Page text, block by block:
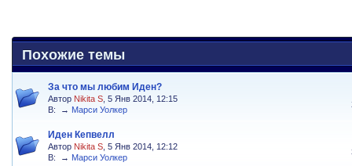
Похожие темы
За что мы любим Иден?
Автор Nikita S , 5 Янв 2014, 12:15
В:
→ Марси Уолкер
Иден Кепвелл
Автор Nikita S , 5 Янв 2014, 12:12
В:
→ Марси Уолкер